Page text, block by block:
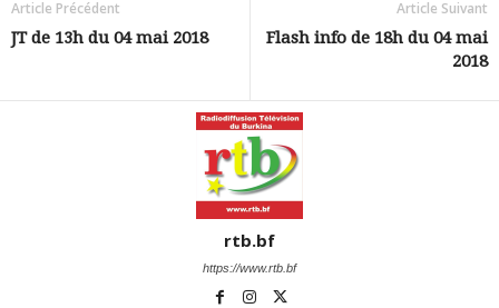
Article Précédent
JT de 13h du 04 mai 2018
Article Suivant
Flash info de 18h du 04 mai
2018
rtb.bf
https://www.rtb.bf